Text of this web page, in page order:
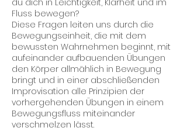
du dich in Leichtigkeit, Klarheit und im
Fluss bewegen?
Diese Fragen leiten uns durch die
Bewegungseinheit, die mit dem
bewussten Wahrnehmen beginnt, mit
aufeinander aufbauenden Übungen
den Körper allmählich in Bewegung
bringt und in einer abschließenden
Improvisation alle Prinzipien der
vorhergehenden Übungen in einem
Bewegungsfluss miteinander
verschmelzen lässt.